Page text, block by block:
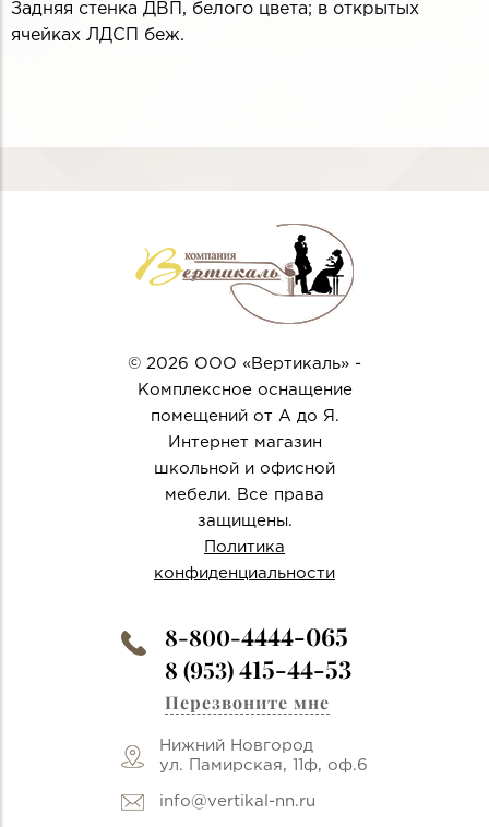
Задняя стенка ДВП, белого цвета; в открытых
ячейках ЛДСП беж.
© 2026 ООО «Вертикаль» -
Комплексное оснащение
помещений от А до Я.
Интернет магазин
школьной и офисной
мебели. Все права
защищены.
Политика
конфиденциальности
8-800-4444-065
8 (953)415-44-53
Перезвоните мне
Нижний Новгород
ул. Памирская, 11ф, оф.6
info@vertikal-nn.ru